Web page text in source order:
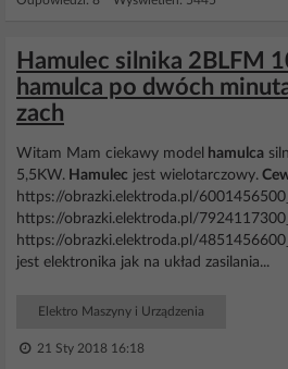
Hamulec silnika 2BLFM
hamulca po dwóch
zach
Witam Mam ciekawy model hamulca
5,5KW. Hamulec jest wielotarczowy.
https://obrazki.elektroda.pl/
https://obrazki.elektroda.pl/
https://obrazki.elektroda.pl/
jest elektronika jak na układ zasilania...
Elektro Maszyny i Urządzenia
21 Sty 2018 16:18